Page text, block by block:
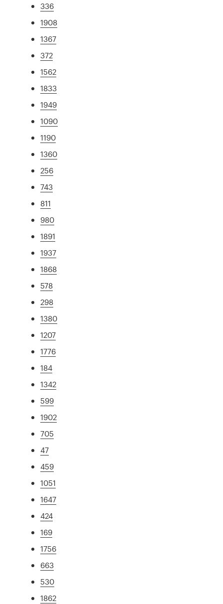
336
1908
1367
372
1562
1833
1949
1090
1190
1360
256
743
811
980
1891
1937
1868
578
298
1380
1207
1776
184
1342
599
1902
705
47
459
1051
1647
424
169
1756
663
530
1862